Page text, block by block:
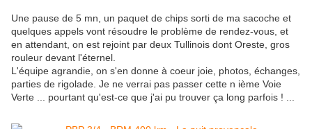
Une pause de 5 mn, un paquet de chips sorti de ma sacoche et
quelques appels vont résoudre le problème de rendez-vous, et
en attendant, on est rejoint par deux Tullinois dont Oreste, gros
rouleur devant l'éternel.
L'équipe agrandie, on s'en donne à coeur joie, photos, échanges,
parties de rigolade. Je ne verrai pas passer cette n ième Voie
Verte ... pourtant qu'est-ce que j'ai pu trouver ça long parfois ! ...